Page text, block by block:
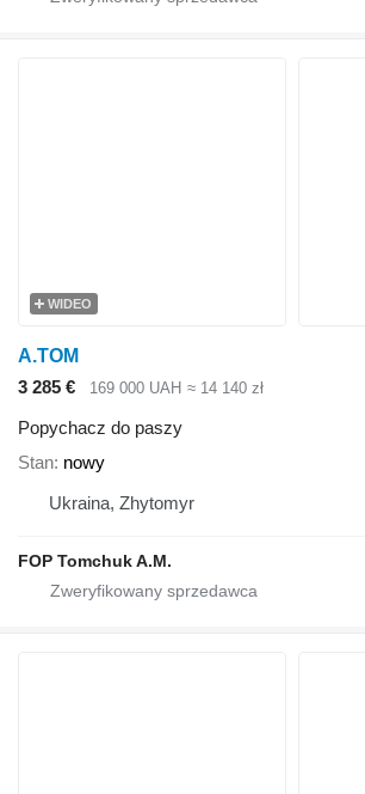
WIDEO
A.TOM
3 285 €
169 000 UAH ≈ 14 140 zł
Popychacz do paszy
Stan nowy
Ukraina, Zhytomyr
FOP Tomchuk A.M.